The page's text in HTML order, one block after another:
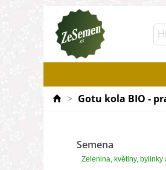
> Gotu kola BIO -
Semena
Zelenina, květiny, bylinky